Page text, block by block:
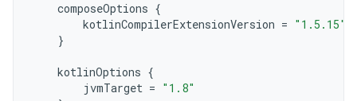
composeOptions {
kotlinCompilerExtensionVersion = "1.5.15"
}
kotlinOptions {
jvmTarget = "1.8"